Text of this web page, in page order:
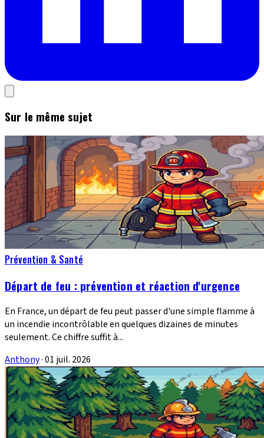
Sur le même sujet
Prévention & Santé
Départ de feu : prévention et réaction d'urgence
En France, un départ de feu peut passer d'une simple flamme à
un incendie incontrôlable en quelques dizaines de minutes
seulement. Ce chiffre suffit à...
Anthony·01 juil. 2026